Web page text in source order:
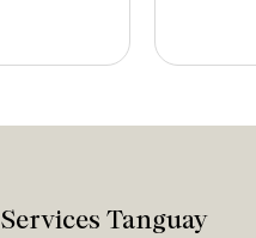
Services Tanguay